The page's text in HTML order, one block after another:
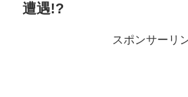
遭遇!?
スポンサーリ